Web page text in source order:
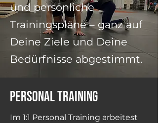
und persönliche
Trainingspläne – ganz auf
Deine Ziele und Deine
Bedürfnisse abgestimmt.
Personal Training
Im 1:1 Personal Training arbeitest